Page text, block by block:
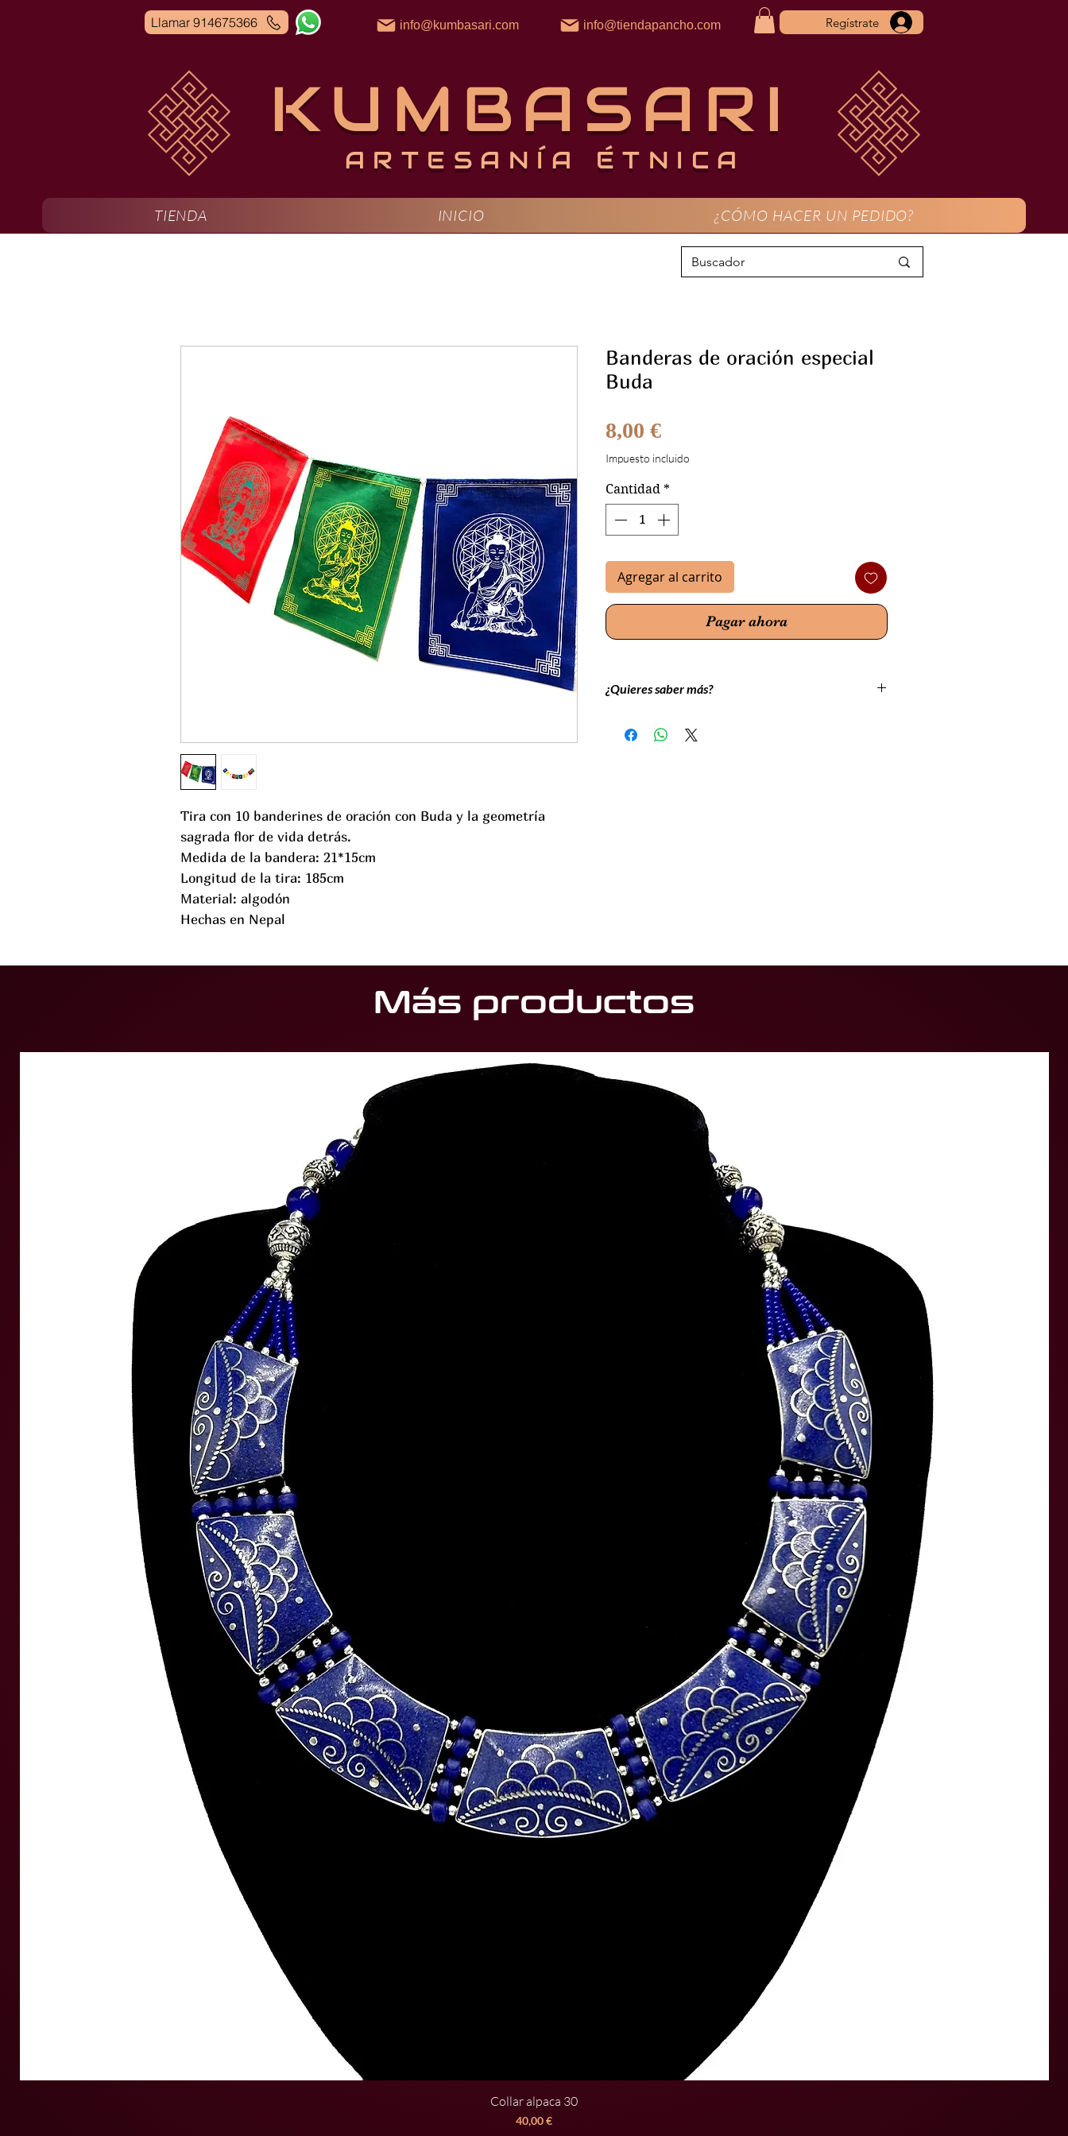
Llamar 914675366 info@kumbasari.com info@tiendapancho.com Regístrate
KUMBASARI
TIENDA INICIO ¿CÓMO HACER UN PEDIDO?
ARTESANÍA ÉTNICA
Tira con 10 banderines de oración con Buda y la geometría
sagrada flor de vida detrás.
Medida de la bandera: 21*15cm
Longitud de la tira: 185cm
Material: algodón
Hechas en Nepal
Banderas de oración especial
Buda
8,00 €Precio
Impuesto incluido
Cantidad *
Agregar al carrito
Pagar ahora
¿Quieres saber más?
plegaria. Colócala en un punto alto y de forma
Más productos
Vista rápida
Collar alpaca 30
Precio
40,00 €